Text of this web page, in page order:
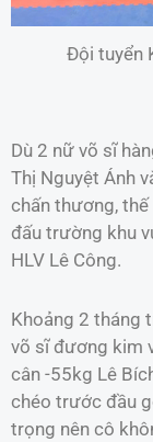
Đội tuyển
Dù 2 nữ võ sĩ
Thị Nguyệt Ánh
chấn thương,
đấu trường khu
HLV Lê Công.
Khoảng 2 tháng
võ sĩ đương kim
cân -55kg Lê
chéo trước đầu
trọng nên cô